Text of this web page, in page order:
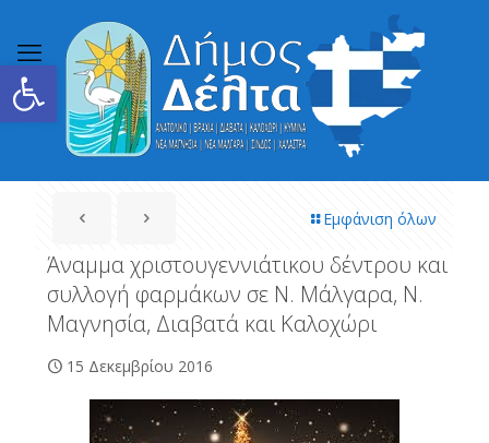
Ανοίξτε τη γραμμή εργαλείων
Εμφάνιση όλων
Άναμμα χριστουγεννιάτικου δέντρου και
συλλογή φαρμάκων σε Ν. Μάλγαρα, Ν.
Μαγνησία, Διαβατά και Καλοχώρι
15 Δεκεμβρίου 2016